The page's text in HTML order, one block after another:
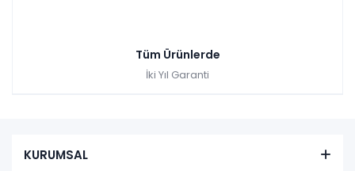
Tüm Ürünlerde
İki Yıl Garanti
KURUMSAL